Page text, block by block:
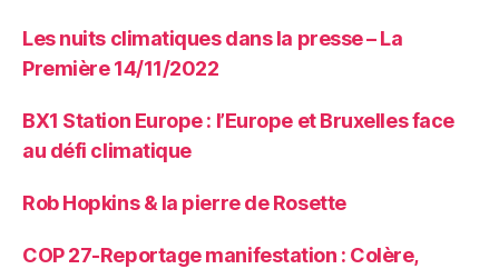
Les nuits climatiques dans la presse – La
Première 14/11/2022
BX1 Station Europe : l’Europe et Bruxelles face
au défi climatique
Rob Hopkins & la pierre de Rosette
COP 27-Reportage manifestation : Colère,